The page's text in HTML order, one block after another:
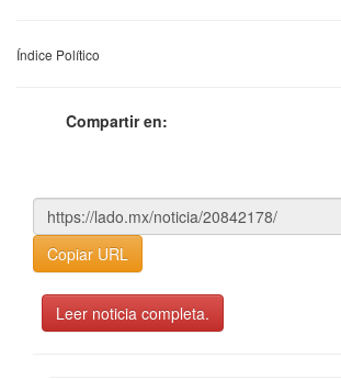
Índice Político
Compartir en:
Copiar URL
Leer noticia completa.